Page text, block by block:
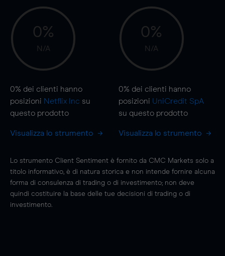
0%
N/A
0% dei clienti hanno
posizioni Netflix Inc su
questo prodotto
Visualizza lo strumento
0%
N/A
0% dei clienti hanno
posizioni UniCredit SpA
su questo prodotto
Visualizza lo strumento
Lo strumento Client Sentiment è fornito da CMC Markets solo a
titolo informativo, è di natura storica e non intende fornire alcuna
forma di consulenza di trading o di investimento; non deve
quindi costituire la base delle tue decisioni di trading o di
investimento.